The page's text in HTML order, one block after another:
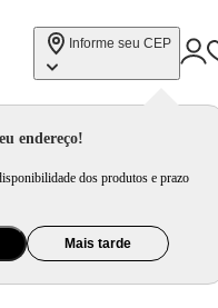
Informe seu CEP
endereço!
dos produtos e prazo
Mais tarde